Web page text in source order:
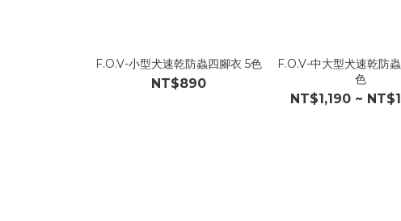
F.O.V-小型犬速乾防蟲四腳衣 5色
NT$890
F.O.V-中大型犬速乾防
色
NT$1,190 ~